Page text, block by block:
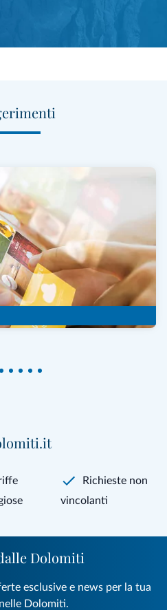
Richieste non
vincolanti
Dolomiti
esclusive e news per la tua
Dolomiti.